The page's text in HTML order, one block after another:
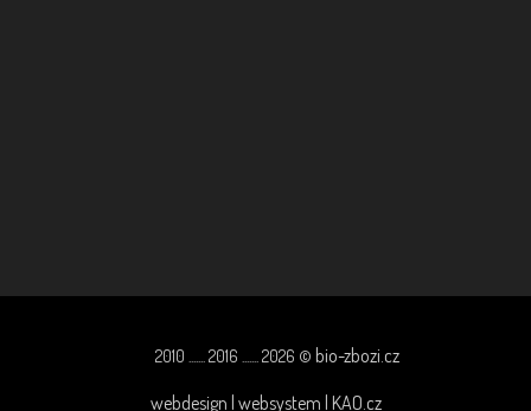
2010 ....... 2016 ....... 2026 © bio-zbozi.cz
webdesign | websystem | KAO.cz